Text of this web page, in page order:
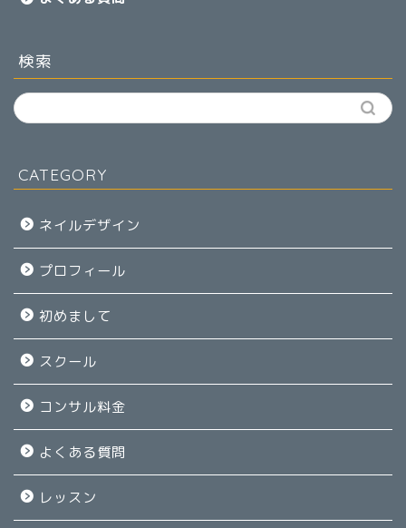
検索
CATEGORY
ネイルデザイン
プロフィール
初めまして
スクール
コンサル料金
よくある質問
レッスン